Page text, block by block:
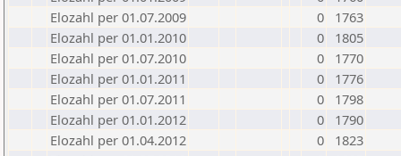
Elozahl per 01.07.2009
0
1763
Elozahl per 01.01.2010
0
1805
Elozahl per 01.07.2010
0
1770
Elozahl per 01.01.2011
0
1776
Elozahl per 01.07.2011
0
1798
Elozahl per 01.01.2012
0
1790
Elozahl per 01.04.2012
0
1823